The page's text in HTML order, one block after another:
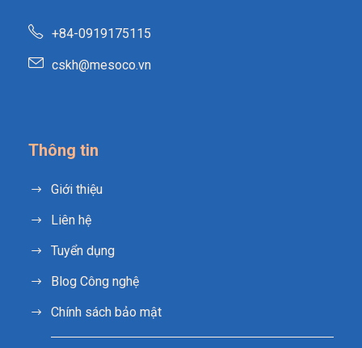
+84-0919175115
cskh@mesoco.vn
Thông tin
Giới thiệu
Liên hệ
Tuyển dụng
Blog Công nghệ
Chính sách bảo mật